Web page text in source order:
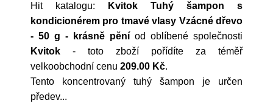
Hit katalogu:
Kvitok Tuhý šampon s
kondicionérem pro tmavé vlasy Vzácné dřevo
- 50 g - krásně pění od oblíbené společnosti
Kvitok - toto zboží pořídíte za téměř
velkoobchodní cenu 209.00 Kč.
Tento koncentrovaný tuhý šampon je určen
předev...